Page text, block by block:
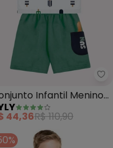
Infantil
Infantil Menino
(Branco)
44,36R$ 110,90